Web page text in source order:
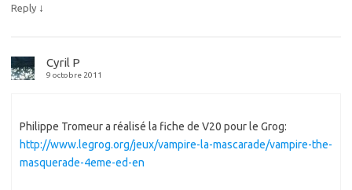
Reply ↓
Cyril P
9 octobre 2011
Philippe Tromeur a réalisé la fiche de V20 pour le Grog:
http://www.legrog.org/jeux/vampire-la-mascarade/vampire-the-
masquerade-4eme-ed-en